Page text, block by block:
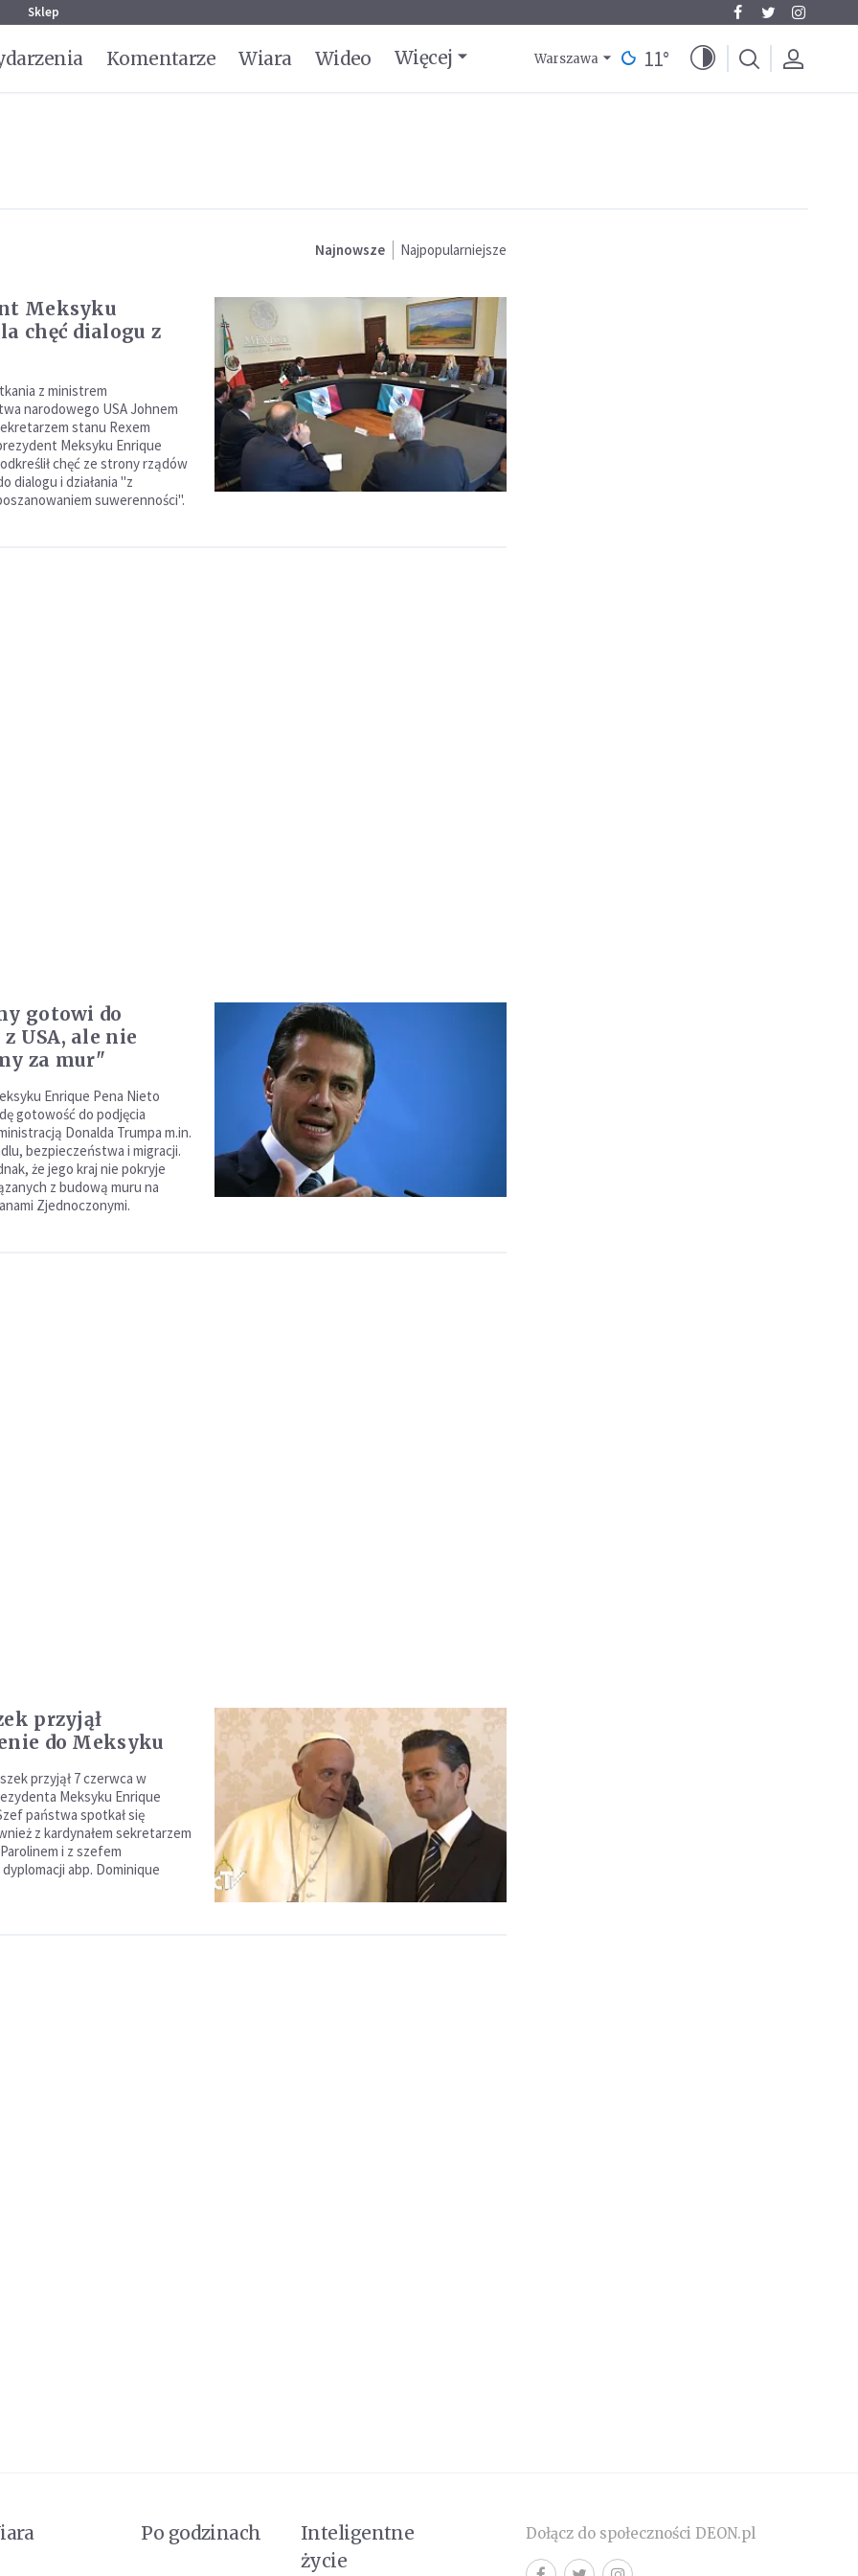
Sklep
Komentarze Wiara Wideo Więcej Warszawa 11°
Najnowsze Najpopularniejsze
Meksyku
chęć dialogu z
z ministrem
narodowego USA Johnem
stanu Rexem
Meksyku Enrique
chęć ze strony rządów
dialogu i działania "z
suwerenności".
gotowi do
USA, ale nie
za mur"
Enrique Pena Nieto
gotowość do podjęcia
Donalda Trumpa m.in.
bezpieczeństwa i migracji.
że jego kraj nie pokryje
z budową muru na
Zjednoczonymi.
przyjął
do Meksyku
przyjął 7 czerwca w
Meksyku Enrique
państwa spotkał się
z kardynałem sekretarzem
i z szefem
abp. Dominique
Po godzinach
Inteligentne
życie
Dołącz do społeczności DEON.pl